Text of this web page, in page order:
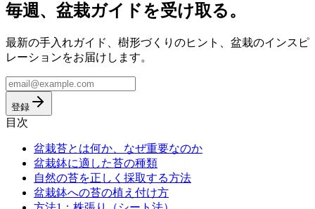
毎週、盆栽ガイドを受け取る。
最新の手入れガイド、樹形づくりのヒント、盆栽のインスピ
レーションをお届けします。
登録
目次
盆栽苔とは何か、なぜ重要なのか
盆栽鉢に適した苔の種類
自然の苔を正しく採取する方法
盆栽鉢への苔の植え付け方